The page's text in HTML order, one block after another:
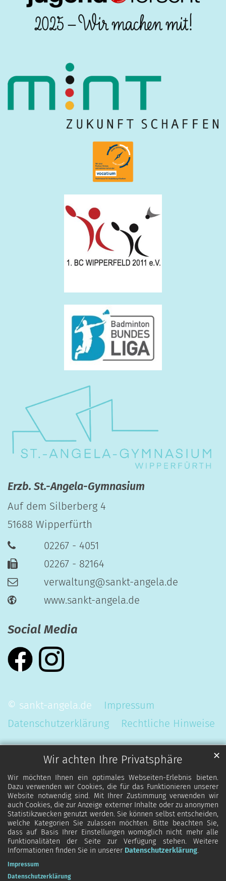
Wir achten Ihre Privatsphäre
Wir möchten Ihnen ein optimales Webseiten-Erlebnis bieten.
Dazu verwenden wir Cookies, die für das Funktionieren unserer
Website notwendig sind. Mit Ihrer Zustimmung verwenden wir
auch Cookies, die zur Anzeige externer Inhalte oder zu anonymen
Statistikzwecken genutzt werden. Sie können selbst entscheiden,
welche Kategorien Sie zulassen möchten. Bitte beachten Sie,
dass auf Basis Ihrer Einstellungen womöglich nicht mehr alle
Funktionalitäten der Seite zur Verfügung stehen. Weitere
Informationen finden Sie in unserer Datenschutzerklärung.
✕
Impressum
Datenschutzerklärung
Erzb. St.-Angela-Gymnasium
Auf dem Silberberg 4
51688 Wipperfürth
02267 - 4051
02267 - 82164
verwaltung@sankt-angela.de
www.sankt-angela.de
Social Media
© sankt-angela.de
Impressum
Datenschutzerklärung
Rechtliche Hinweise